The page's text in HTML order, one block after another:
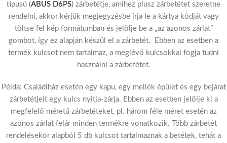
típusú (ABUS D6PS) zárbetétje, amihez plusz zárbetétet szeretne
rendelni, akkor kérjük megjegyzésbe írja le a kártya kódját vagy
töltse fel kép formátumban és jelölje be a „az azonos zárlat”
gombot, így ez alapján készül el a zárbetét. Ebben az esetben a
termék kulcsot nem tartalmaz, a meglévő kulcsokkal fogja tudni
használni a zárbetétet.
Példa: Családiház esetén egy kapu, egy mellék épület és egy bejárat
zárbetétjeit egy kulcs nyitja-zárja. Ebben az esetben jelölje ki a
megfelelő méretű zárbetéteket, pl. három féle méret esetén az
azonos zárlat felár minden termékre vonatkozik. Több zárbetét
rendelésekor alapból 5 db kulcsot tartalmaznak a betétek, tehát a